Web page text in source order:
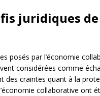
juridiques de
posés par l’économie
considérées comme
des craintes quant à la
collaborative ont